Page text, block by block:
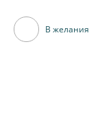
В желания